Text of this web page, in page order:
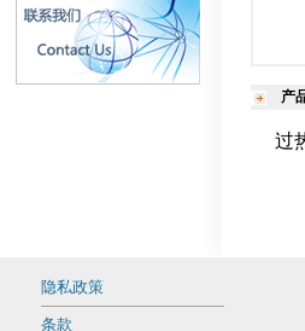
产
过
隐私政策
条款